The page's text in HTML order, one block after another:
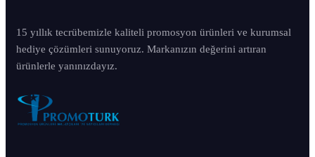
15 yıllık tecrübemizle kaliteli promosyon ürünleri ve kurumsal
hediye çözümleri sunuyoruz. Markanızın değerini artıran
ürünlerle yanınızdayız.